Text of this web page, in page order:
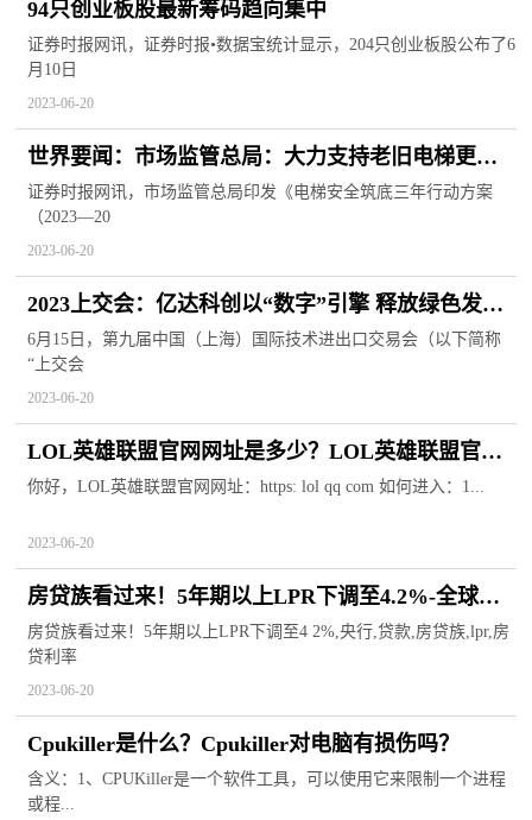
94只创业板股最新筹码趋向集中
证券时报网讯，证券时报•数据宝统计显示，204只创业板股公布了6
月10日
2023-06-20
世界要闻：市场监管总局：大力支持老旧电梯更新
改造 筑牢电梯质量安全基础
证券时报网讯，市场监管总局印发《电梯安全筑底三年行动方案
（2023—20
2023-06-20
2023上交会：亿达科创以“数字”引擎 释放绿色发展
动能 每日速讯
6月15日，第九届中国（上海）国际技术进出口交易会（以下简称
“上交会
2023-06-20
LOL英雄联盟官网网址是多少？LOL英雄联盟官网
个人中心怎么进？
你好，LOL英雄联盟官网网址：https: lol qq com 如何进入：1...
2023-06-20
房贷族看过来！5年期以上LPR下调至4.2%-全球简
讯
房贷族看过来！5年期以上LPR下调至4 2%,央行,贷款,房贷族,lpr,房
贷利率
2023-06-20
Cpukiller是什么？Cpukiller对电脑有损伤吗？
含义：1、CPUKiller是一个软件工具，可以使用它来限制一个进程
或程...